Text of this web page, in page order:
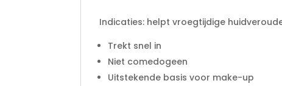
Indicaties: helpt vroegtijdige
Trekt snel in
Niet comedogeen
Uitstekende basis voor make-up